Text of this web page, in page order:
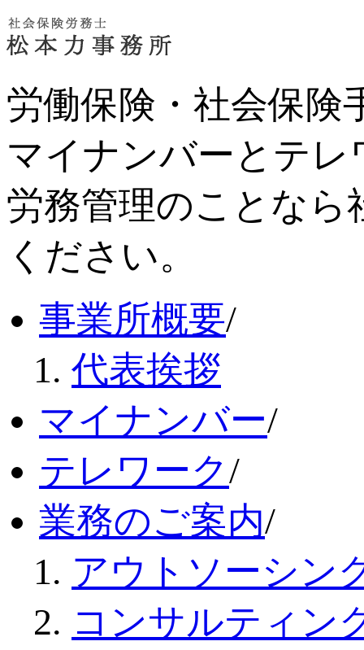
労働保険・社会保険
マイナンバーとテ
労務管理のことなら
ください。
事業所概要/
代表挨拶
マイナンバー/
テレワーク/
業務のご案内/
アウトソーシン
コンサルティン